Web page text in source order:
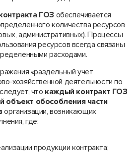
ГОЗ обеспечивается
количества ресурсов
административных). Процессы
ресурсов всегда связаны
расходами.
«раздельный учет
хозяйственной деятельности по
что каждый контракт ГОЗ
объект обособления части
организации, возникающих
где:
продукции контракта;